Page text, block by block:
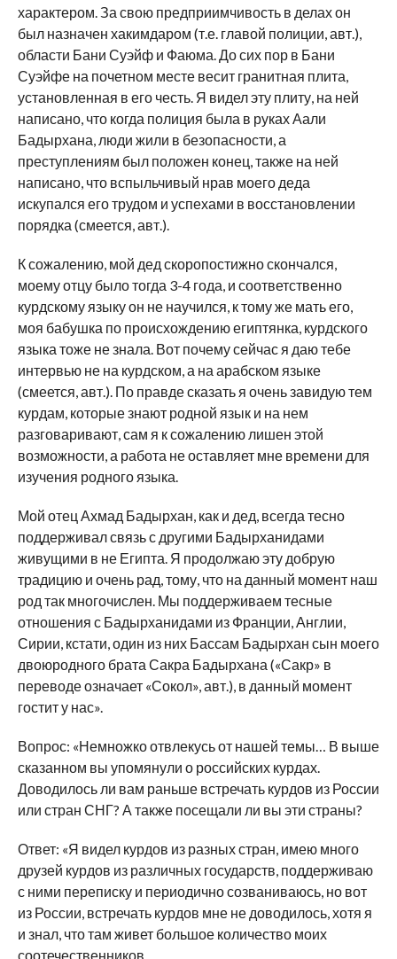
характером. За свою предприимчивость в делах он
был назначен хакимдаром (т.е. главой полиции, авт.),
области Бани Суэйф и Фаюма. До сих пор в Бани
Суэйфе на почетном месте весит гранитная плита,
установленная в его честь. Я видел эту плиту, на ней
написано, что когда полиция была в руках Аали
Бадырхана, люди жили в безопасности, а
преступлениям был положен конец, также на ней
написано, что вспыльчивый нрав моего деда
искупался его трудом и успехами в восстановлении
порядка (смеется, авт.).
К сожалению, мой дед скоропостижно скончался,
моему отцу было тогда 3-4 года, и соответственно
курдскому языку он не научился, к тому же мать его,
моя бабушка по происхождению египтянка, курдского
языка тоже не знала. Вот почему сейчас я даю тебе
интервью не на курдском, а на арабском языке
(смеется, авт.). По правде сказать я очень завидую тем
курдам, которые знают родной язык и на нем
разговаривают, сам я к сожалению лишен этой
возможности, а работа не оставляет мне времени для
изучения родного языка.
Мой отец Ахмад Бадырхан, как и дед, всегда тесно
поддерживал связь с другими Бадырханидами
живущими в не Египта. Я продолжаю эту добрую
традицию и очень рад, тому, что на данный момент наш
род так многочислен. Мы поддерживаем тесные
отношения с Бадырханидами из Франции, Англии,
Сирии, кстати, один из них Бассам Бадырхан сын моего
двоюродного брата Сакра Бадырхана («Сакр» в
переводе означает «Сокол», авт.), в данный момент
гостит у нас».
Вопрос: «Немножко отвлекусь от нашей темы… В выше
сказанном вы упомянули о российских курдах.
Доводилось ли вам раньше встречать курдов из России
или стран СНГ? А также посещали ли вы эти страны?
Ответ: «Я видел курдов из разных стран, имею много
друзей курдов из различных государств, поддерживаю
с ними переписку и периодично созваниваюсь, но вот
из России, встречать курдов мне не доводилось, хотя я
и знал, что там живет большое количество моих
соотечественников.